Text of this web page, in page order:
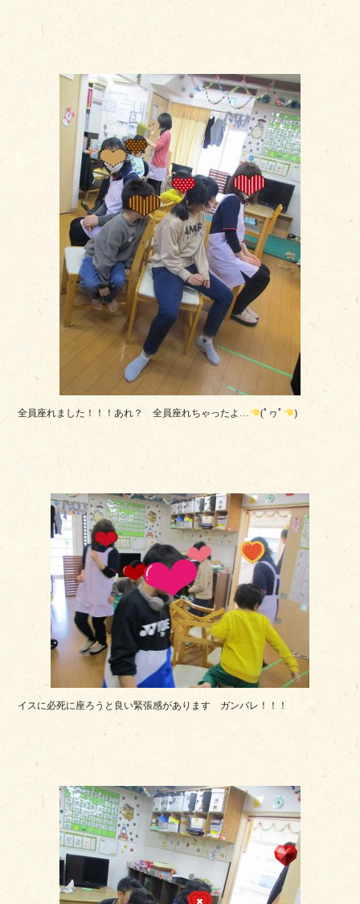
全員座れました！！！あれ？ 全員座れちゃったよ… (ﾟヮﾟ )
イスに必死に座ろうと良い緊張感があります ガンバレ！！！